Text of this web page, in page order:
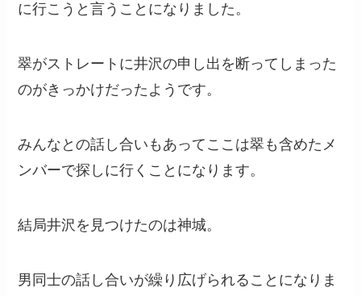
に行こうと言うことになりました。
翠がストレートに井沢の申し出を断ってしまった
のがきっかけだったようです。
みんなとの話し合いもあってここは翠も含めたメ
ンバーで探しに行くことになります。
結局井沢を見つけたのは神城。
男同士の話し合いが繰り広げられることになりま